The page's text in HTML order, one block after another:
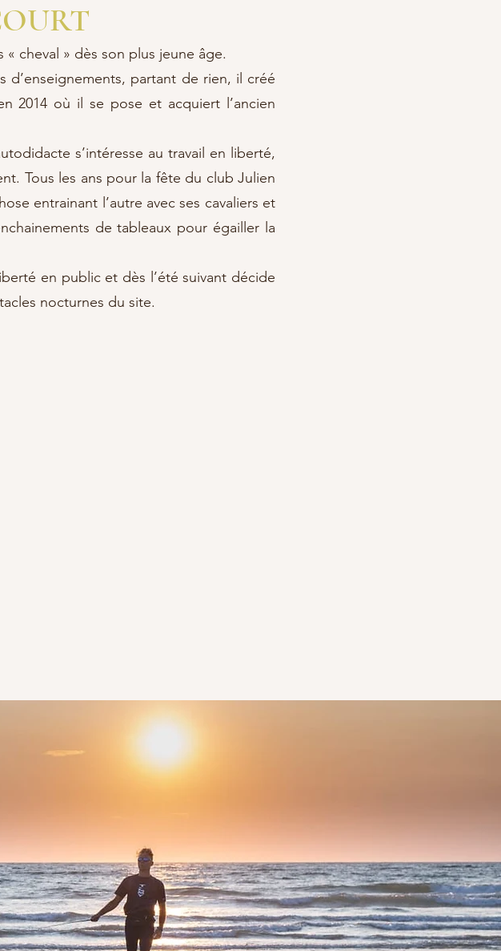
cheval » dès son plus jeune âge.
d’enseignements, partant de rien, il créé
2014 où il se pose et acquiert l’ancien
s’intéresse au travail en liberté,
Tous les ans pour la fête du club Julien
entrainant l’autre avec ses cavaliers et
de tableaux pour égailler la
en public et dès l’été suivant décide
nocturnes du site.